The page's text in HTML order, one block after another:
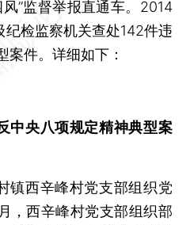
”监督举报直通车。2014
检监察机关查处142件违
案件。详细如下：
央八项规定精神典型案
西辛峰村党支部组织党
，西辛峰村党支部组织部